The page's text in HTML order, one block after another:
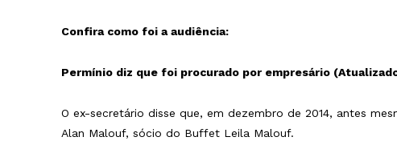
Confira como foi a audiência:
Permínio diz que foi procurado por empresário
O ex-secretário disse que, em dezembro de 2014, antes
Alan Malouf, sócio do Buffet Leila Malouf.